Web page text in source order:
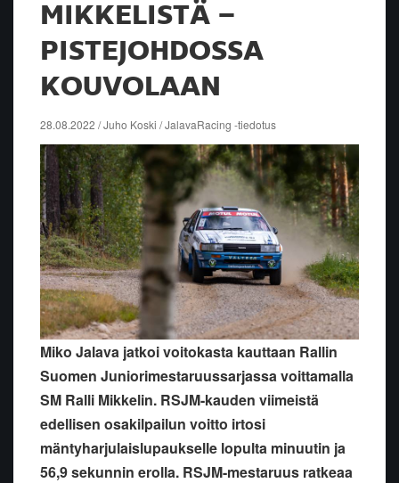
MIKKELISTÄ –
PISTEJOHDOSSA
KOUVOLAAN
28.08.2022 / Juho Koski / JalavaRacing -tiedotus
Miko Jalava jatkoi voitokasta kauttaan Rallin
Suomen Juniorimestaruussarjassa voittamalla
SM Ralli Mikkelin. RSJM-kauden viimeistä
edellisen osakilpailun voitto irtosi
mäntyharjulaislupaukselle lopulta minuutin ja
56,9 sekunnin erolla. RSJM-mestaruus ratkeaa